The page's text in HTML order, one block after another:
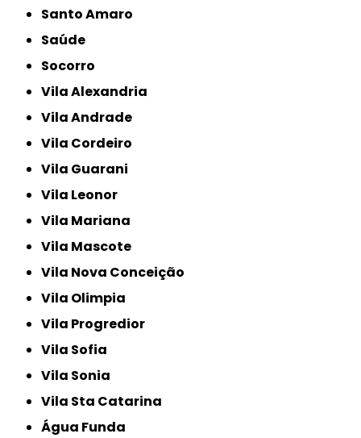
Santo Amaro
Saúde
Socorro
Vila Alexandria
Vila Andrade
Vila Cordeiro
Vila Guarani
Vila Leonor
Vila Mariana
Vila Mascote
Vila Nova Conceição
Vila Olimpia
Vila Progredior
Vila Sofia
Vila Sonia
Vila Sta Catarina
Água Funda